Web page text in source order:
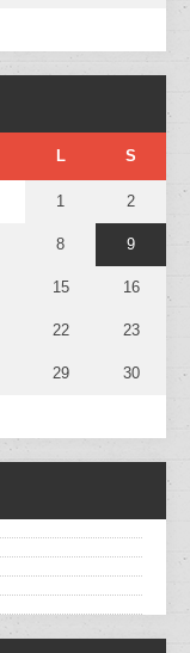
L S
1 2
8 9
15 16
22 23
29 30